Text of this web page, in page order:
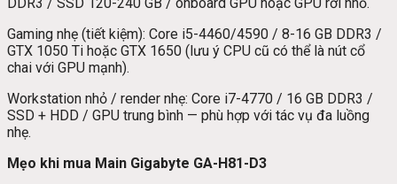
Gaming nhẹ (tiết kiệm): Core i5-4460/4590 / 8-16 GB DDR3 /
GTX 1050 Ti hoặc GTX 1650 (lưu ý CPU cũ có thể là nút cổ
chai với GPU mạnh).
Workstation nhỏ / render nhẹ: Core i7-4770 / 16 GB DDR3 /
SSD + HDD / GPU trung bình — phù hợp với tác vụ đa luồng
nhẹ.
Mẹo khi mua Main Gigabyte GA-H81-D3